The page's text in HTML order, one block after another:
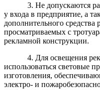
3. Не допускаются
у входа в предприятие, а
дополнительного
просматриваемых с
рекламной конструкции.
4. Для освещения
использоваться световые
изготовления,
электро- и